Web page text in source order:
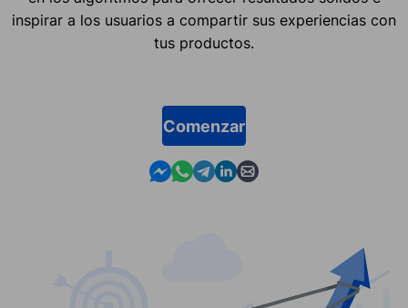
inspirar a los usuarios a compartir sus experiencias con
tus productos.
Comenzar
Contact us in Messenger
Contact us in WhatsApp
Contact us in Telegram
Contact us in Linkedin
Contact us by email